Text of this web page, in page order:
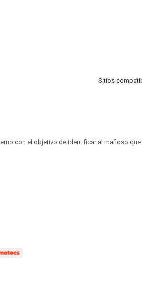
Sitios
con el objetivo de identificar al mafioso que